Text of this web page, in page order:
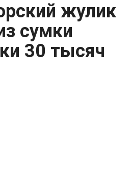
жулик
сумки
30 тысяч